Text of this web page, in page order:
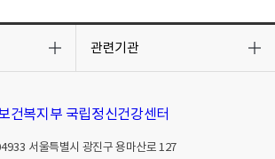
관련기관
기
서울특별시 광진구 용마산로 127